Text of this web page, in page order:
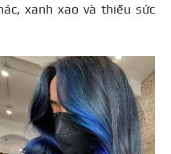
xanh xao và thiếu sức